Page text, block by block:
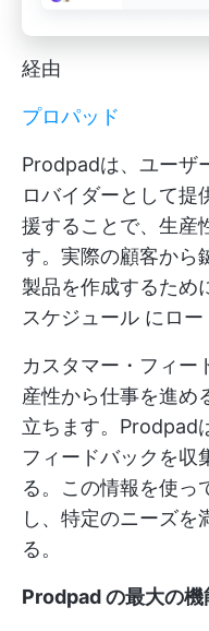
経由
プロパッド
Prodpadは、ユーザ
ロバイダーとして提
援することで、生産
す。実際の顧客から
製品を作成するため
スケジュール にロー
カスタマー・フィー
産性から仕事を進め
立ちます。Prodpad
フィードバックを収
る。この情報を使っ
し、特定のニーズを
る。
Prodpad の最大の機